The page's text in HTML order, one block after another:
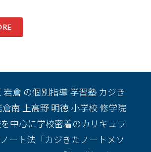
岩倉 の個別指導 学習塾 カジき
南 上高野 明徳 小学校 修学院
中心に学校密着のカリキュラ
ート法「カジきたノートメソ